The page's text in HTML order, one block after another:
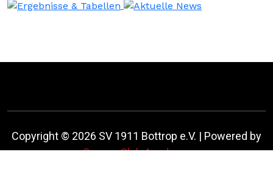
Copyright © 2026 SV 1911 Bottrop e.V. | Powered by
Soccer Club Academy